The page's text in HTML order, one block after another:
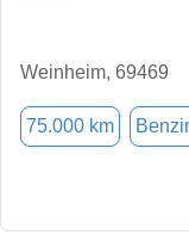
Weinheim, 69469
75.000 km